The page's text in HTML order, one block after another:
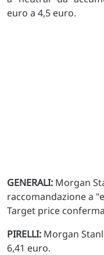
euro a 4,5 euro.
GENERALI: Morgan
raccomandazione a
Target price
PIRELLI: Morgan
6,41 euro.